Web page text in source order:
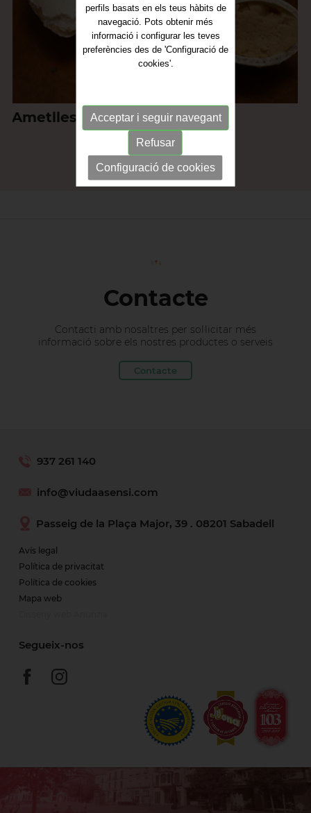
Ametlles farcides
Contacte
Contacti amb nosaltres per sol·licitar més
informació sobre els nostres productes o serveis
Contacte
937 261 140
info@viudaasensi.com
Passeig de la Plaça Major, 39 . 08201 Sabadell
Avís legal
Política de privacitat
Política de cookies
Mapa web
Segueix-nos
perfils basats en els teus hàbits de
navegació. Pots obtenir més
informació i configurar les teves
preferències des de 'Configuració de
cookies'.
Acceptar i seguir navegant
Refusar
Configuració de cookies